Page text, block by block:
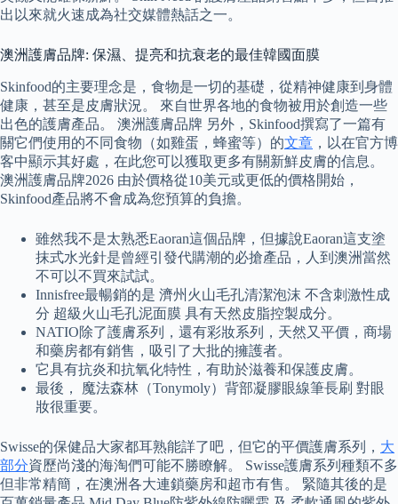
出以來就火速成為社交媒體熱話之一。
澳洲護膚品牌: 保濕、提亮和抗衰老的最佳韓國面膜
Skinfood的主要理念是，食物是一切的基礎，從精神健康到身體
健康，甚至是皮膚狀況。 來自世界各地的食物被用於創造一些
出色的護膚產品。 澳洲護膚品牌 另外，Skinfood撰寫了一篇有
關它們使用的不同食物（如雞蛋，蜂蜜等）的文章 ，以在官方博
客中顯示其好處，在此您可以獲取更多有關新鮮皮膚的信息。
澳洲護膚品牌2026 由於價格從10美元或更低的價格開始，
Skinfood產品將不會成為您預算的負擔。
雖然我不是太熟悉Eaoran這個品牌，但據說Eaoran這支塗
抹式水光針是曾經引發代購潮的必搶產品，人到澳洲當然
不可以不買來試試。
Innisfree最暢銷的是 濟州火山毛孔清潔泡沫 不含刺激性成
分 超級火山毛孔泥面膜 具有天然皮脂控製成分。
NATIO除了護膚系列，還有彩妝系列，天然又平價，商場
和藥房都有銷售，吸引了大批的擁護者。
它具有抗炎和抗氧化特性，有助於滋養和保護皮膚。
最後， 魔法森林（Tonymoly）背部凝膠眼線筆長刷 對眼
妝很重要。
Swisse的保健品大家都耳熟能詳了吧，但它的平價護膚系列， 大
部分資歷尚淺的海淘們可能不勝瞭解。 Swisse護膚系列種類不多
但非常精簡，在澳洲各大連鎖藥房和超市有售。 緊隨其後的是